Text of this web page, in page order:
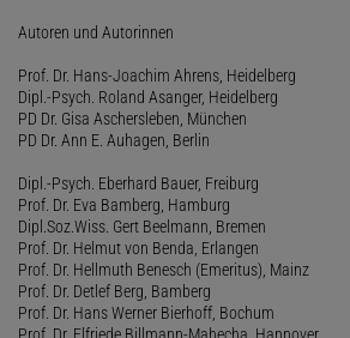
Autoren und Autorinnen
Prof. Dr. Hans-Joachim Ahrens, Heidelberg
Dipl.-Psych. Roland Asanger, Heidelberg
PD Dr. Gisa Aschersleben, München
PD Dr. Ann E. Auhagen, Berlin
Dipl.-Psych. Eberhard Bauer, Freiburg
Prof. Dr. Eva Bamberg, Hamburg
Dipl.Soz.Wiss. Gert Beelmann, Bremen
Prof. Dr. Helmut von Benda, Erlangen
Prof. Dr. Hellmuth Benesch (Emeritus), Mainz
Prof. Dr. Detlef Berg, Bamberg
Prof. Dr. Hans Werner Bierhoff, Bochum
Prof. Dr. Elfriede Billmann-Mahecha, Hannover